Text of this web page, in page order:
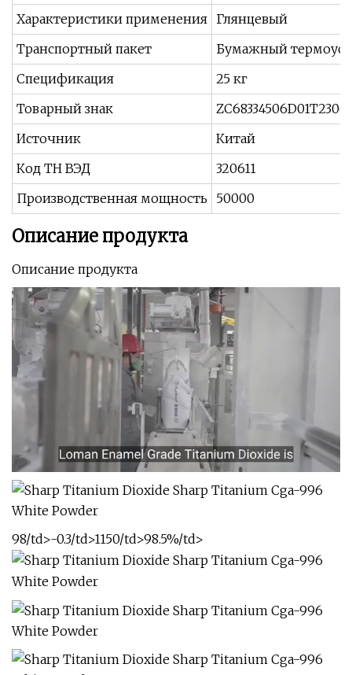
Характеристики применения Глянцевый
Транспортный пакет
Бумажный
Спецификация
25 кг
Товарный знак
Источник
Китай
Код ТН ВЭД
320611
Производственная мощность
50000
Описание продукта
Описание продукта
98/td>-0.3/td>1150/td>98.5%/td>